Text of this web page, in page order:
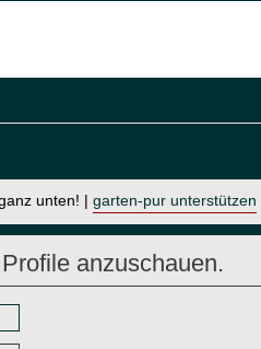
unten! | garten-pur unterstützen
anzuschauen.